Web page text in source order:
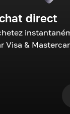
direct
Visa &